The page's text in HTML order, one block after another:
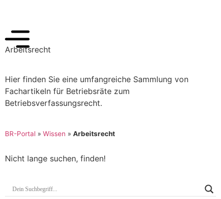
Arbeitsrecht
Hier finden Sie eine umfangreiche Sammlung von
Fachartikeln für Betriebsräte zum
Betriebsverfassungsrecht.
BR-Portal » Wissen » Arbeitsrecht
Nicht lange suchen, finden!